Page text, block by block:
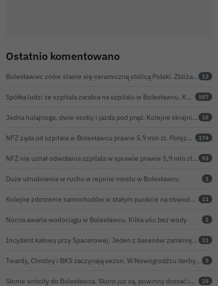
Ostatnio komentowano
Bolesławiec znów stanie się ceramiczną stolicą Polski. Zbliża się 32. Święto Ceramiki 12
Spółka ludzi ze szpitala zarabia na szpitalu w Bolesławcu. Kwoty pozostają tajne 507
Jedna hulajnoga, dwie osoby i jazda pod prąd. Kolejne skrajnie nieodpowiedzialne zachowanie na ulicach Bolesławca 18
NFZ żąda od szpitala w Bolesławcu prawie 5,9 mln zł. Potężny cios po kontroli rozliczeń 174
NFZ nie uznał odwołania szpitala w sprawie prawie 5,9 mln zł. Barczyk: rozważamy sąd 93
Duże utrudnienia w ruchu w rejonie mostu w Bolesławcu 1
Kolejne zderzenie samochodów w stałym punkcie na obwodnicy Bolesławca 11
Nocna awaria wodociągu w Bolesławcu. Kilka ulic bez wody 1
Incydent kałowy przy Spacerowej. Jeden z basenów zamknięty do odwołania 11
Twardy, Chrobry i BKS zaczynają sezon. W Nowogrodźcu derby i pomoc dla Jakuba w powrocie do zdrowia 5
Słonie wróciły do Bolesławca. Skoro już są, powinny dostać imiona? 28